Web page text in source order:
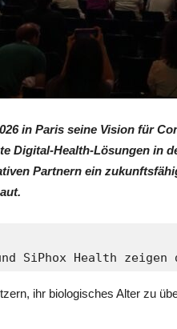
in Paris seine Vision für
Digital-Health-Lösungen in
Partnern ein
SiPhox Health zeigen
ihr biologisches Alter zu